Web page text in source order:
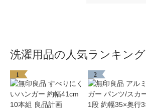
洗濯用品の人気ランキング
1 2